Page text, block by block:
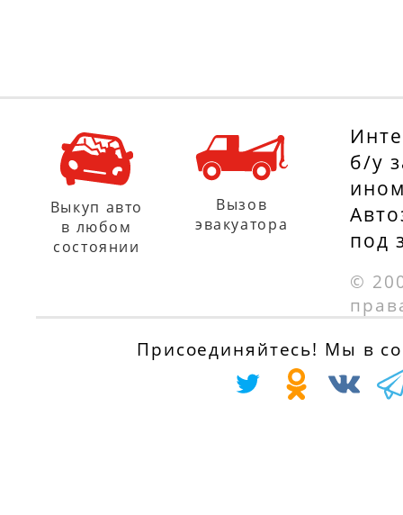
б/у
под
©
Выкуп авто
в любом
состоянии
Вызов
эвакуатора
Присоединяйтесь! Мы в